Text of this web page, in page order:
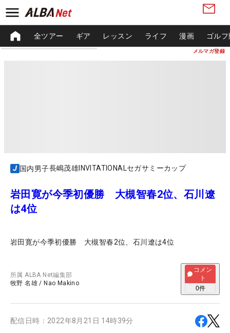
メルマガ登録
全ツアー ギア レッスン ライフ 漫画 ゴル
国内男子長嶋茂雄INVITATIONALセガサミーカップ
岩田寛が今季初優勝 大槻智春2位、石川遼
は4位
岩田寛が今季初優勝 大槻智春2位、石川遼は4位
所属ALBA Net編集部
牧野 名雄 / Nao Makino
コメン
ト
0件
配信日時： 2022年8月21日 14時39分